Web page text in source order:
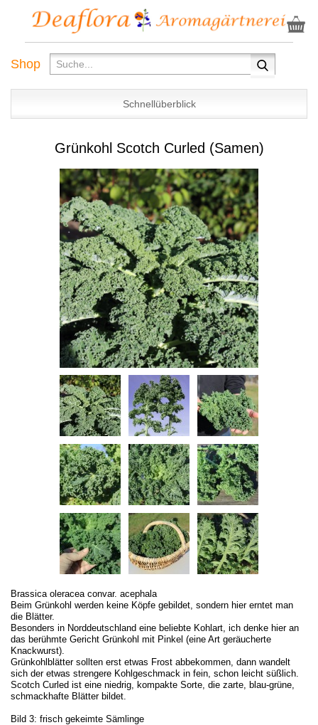
Shop
Schnellüberblick
Grünkohl Scotch Curled (Samen)
Brassica oleracea convar. acephala
Beim Grünkohl werden keine Köpfe gebildet, sondern hier erntet man
die Blätter.
Besonders in Norddeutschland eine beliebte Kohlart, ich denke hier an
das berühmte Gericht Grünkohl mit Pinkel (eine Art geräucherte
Knackwurst).
Grünkohlblätter sollten erst etwas Frost abbekommen, dann wandelt
sich der etwas strengere Kohlgeschmack in fein, schon leicht süßlich.
Scotch Curled ist eine niedrig, kompakte Sorte, die zarte, blau-grüne,
schmackhafte Blätter bildet.
Bild 3: frisch gekeimte Sämlinge